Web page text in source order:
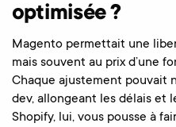
optimisée ?
Magento permettait une
mais souvent au prix d’une
Chaque ajustement pouvait
dev, allongeant les délais et
Shopify, lui, vous pousse à